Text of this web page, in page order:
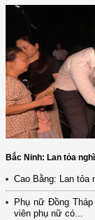
Bắc Ninh: Lan tỏa
Cao Bằng: Lan tỏa
Phụ nữ Đồng
viên phụ nữ có...